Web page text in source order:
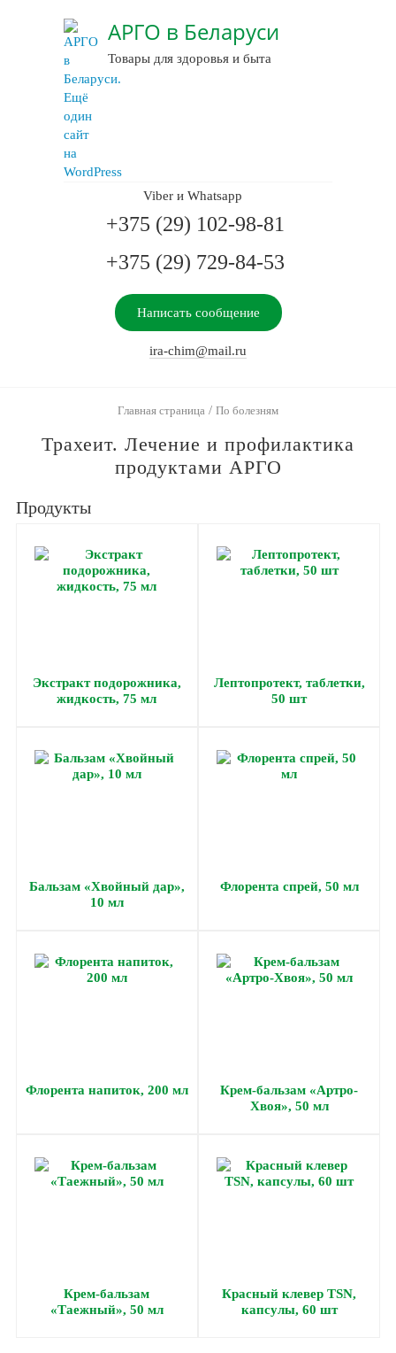
АРГО в Беларуси
Товары для здоровья и быта
Viber и Whatsapp
+375 (29) 102-98-81
+375 (29) 729-84-53
Написать сообщение
ira-chim@mail.ru
Главная страница / По болезням
Трахеит. Лечение и профилактика
продуктами АРГО
Продукты
Экстракт подорожника,
жидкость, 75 мл
Лептопротект, таблетки,
50 шт
Бальзам «Хвойный дар»,
10 мл
Флорента спрей, 50 мл
Флорента напиток, 200 мл
Крем-бальзам «Артро-
Хвоя», 50 мл
Крем-бальзам
«Таежный», 50 мл
Красный клевер ТSN,
капсулы, 60 шт